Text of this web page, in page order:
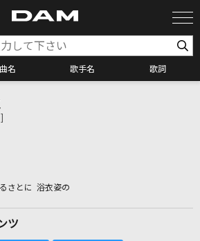
曲名 歌手名 歌詞
さとに 浴衣姿の
ツ